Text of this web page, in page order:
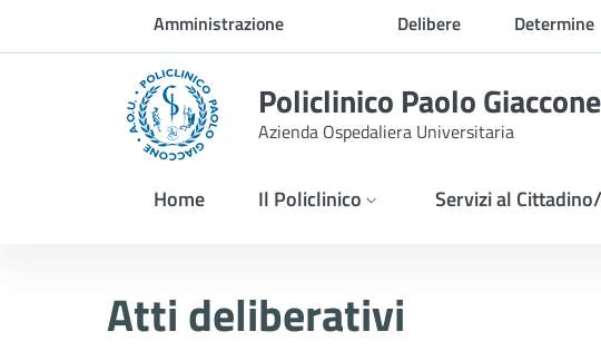
Skip to Main ContentAmministrazione
trasparente
Delibere Determine
Policlinico Paolo Giaccone
Azienda Ospedaliera Universitaria
Home Il Policlinico Servizi al
Atti deliberativi